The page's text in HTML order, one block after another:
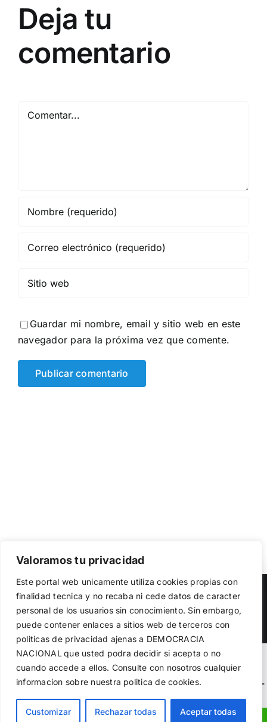
Valoramos tu privacidad
Este portal web unicamente utiliza cookies propias con
finalidad tecnica y no recaba ni cede datos de caracter
personal de los usuarios sin conocimiento. Sin embargo,
puede contener enlaces a sitios web de terceros con
politicas de privacidad ajenas a DEMOCRACIA
NACIONAL que usted podra decidir si acepta o no
cuando accede a ellos. Consulte con nosotros cualquier
informacion sobre nuestra politica de cookies.
Customizar Rechazar todas Aceptar todas
Deja tu
comentario
Guardar mi nombre, email y sitio web en este
navegador para la próxima vez que comente.
Copyright 2023 | Democracia Nacional | All Rights Reserved
Facebook
TwitterInstagram
Warning: Undefined variable $visibility_homepage in
/home/demopwcr/public_html/wp-content/plugins/kn-
mobile-sharebar/kn_mobile_sharebar.phpon line71
el funcionamiento de la web, medir su uso y mejorar
nuestros servicios. Puede aceptar todas las cookies,
rechazar las no necesarias o configurar sus preferencias.
Política de cookies
Aceptar todo
Rechazar
Configurar